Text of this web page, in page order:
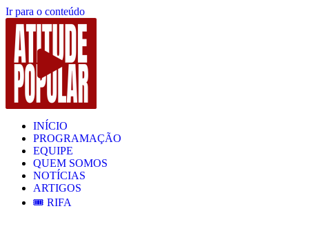
Ir para o conteúdo
INÍCIO
PROGRAMAÇÃO
EQUIPE
QUEM SOMOS
NOTÍCIAS
ARTIGOS
🎟️ RIFA